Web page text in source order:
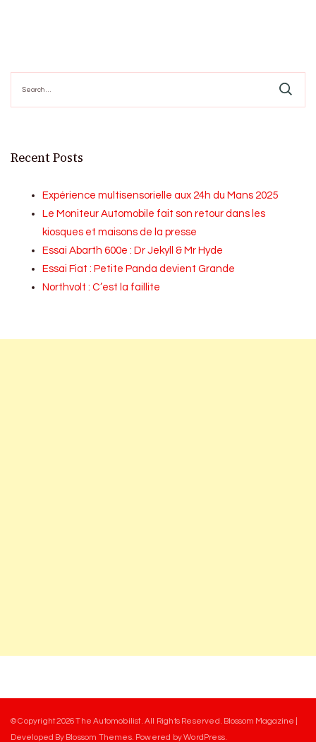
for:
Recent Posts
Expérience multisensorielle aux 24h du Mans 2025
Le Moniteur Automobile fait son retour dans les
kiosques et maisons de la presse
Essai Abarth 600e : Dr Jekyll & Mr Hyde
Essai Fiat : Petite Panda devient Grande
Northvolt : C’est la faillite
© Copyright 2026The Automobilist. All Rights Reserved. Blossom Magazine |
Developed By Blossom Themes. Powered byWordPress